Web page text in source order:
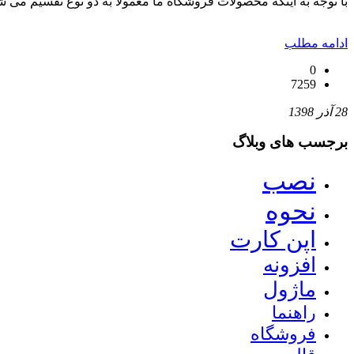
ادامه مطلب
0
7259
28 آذر 1398
برجسب های وبلاگ
نصب
نحوه
اپن کارت
افزونه
ماژول
راهنما
فروشگاه